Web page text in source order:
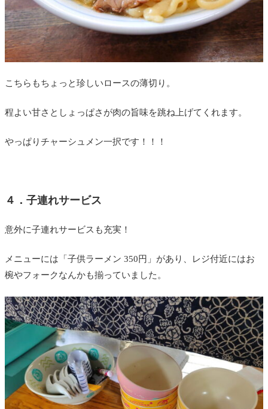
こちらもちょっと珍しいロースの薄切り。
程よい甘さとしょっぱさが肉の旨味を跳ね上げてくれます。
やっぱりチャーシュメン一択です！！！
４．子連れサービス
意外に子連れサービスも充実！
メニューには「子供ラーメン 350円」があり、レジ付近にはお
椀やフォークなんかも揃っていました。